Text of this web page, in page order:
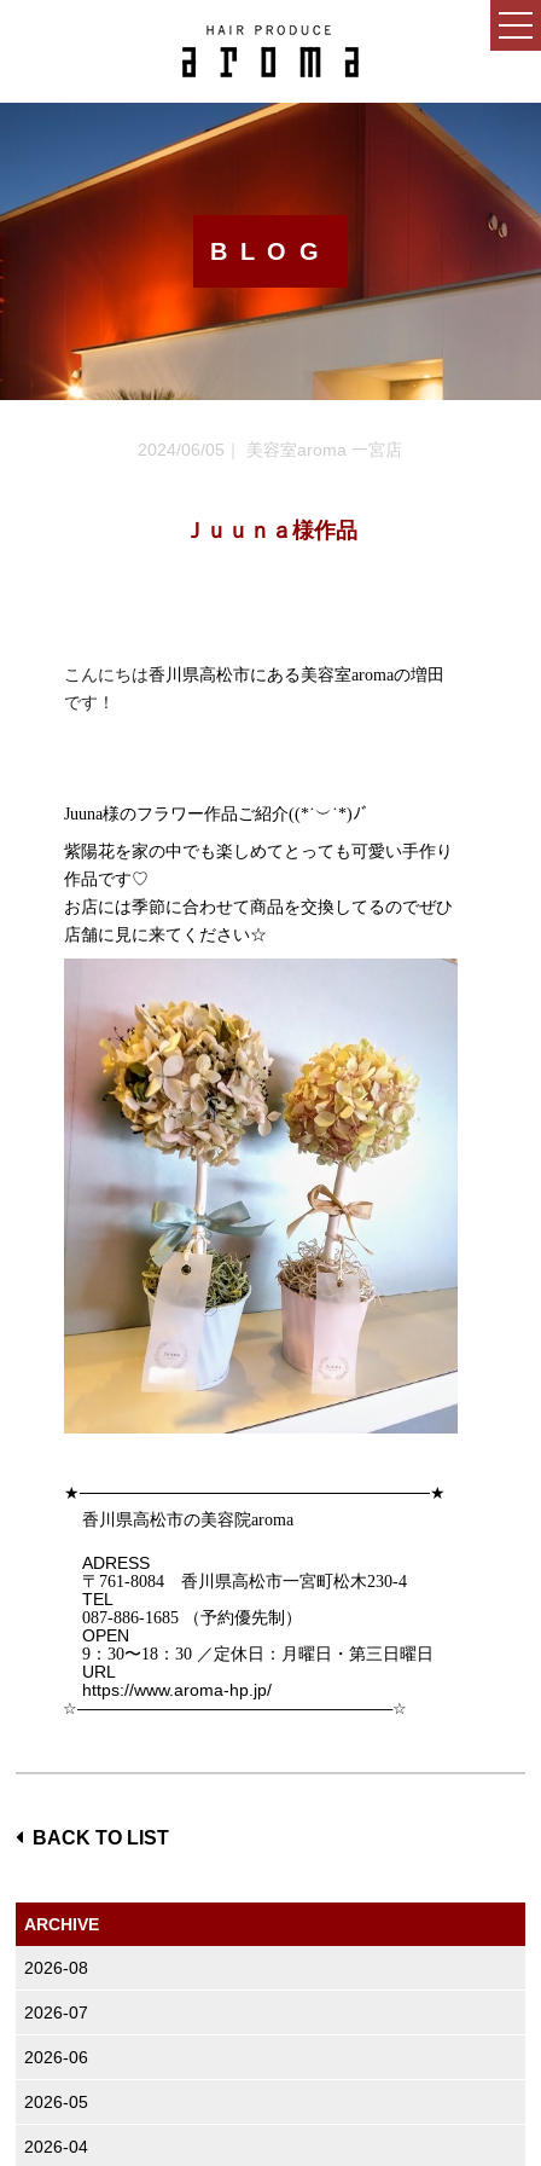
NEWS
MENU
ONLINE SHOP
GRAYHAIR
CONTACT
BLOG
2024/06/05｜ 美容室aroma 一宮店
Ｊｕｕｎａ様作品
こんにちは香川県高松市にある美容室aromaの増田
です！
Juuna様のフラワー作品ご紹介((*˙︶˙*)ﾉﾞ
紫陽花を家の中でも楽しめてとっても可愛い手作り
作品です♡
お店には季節に合わせて商品を交換してるのでぜひ
店舗に見に来てください☆
★─────────────────────────────★
香川県高松市の美容院aroma
ADRESS
〒 761-8084 香川県高松市一宮町松木230-4
TEL
087-886-1685 （予約優先制）
OPEN
9 ：30〜18 ：30 ／定休日：月曜日・第三日曜日
URL
https://www.aroma-hp.jp/
☆─────────────────────────────☆
BACK TO LIST
ARCHIVE
2026-08
2026-07
2026-06
2026-05
2026-04